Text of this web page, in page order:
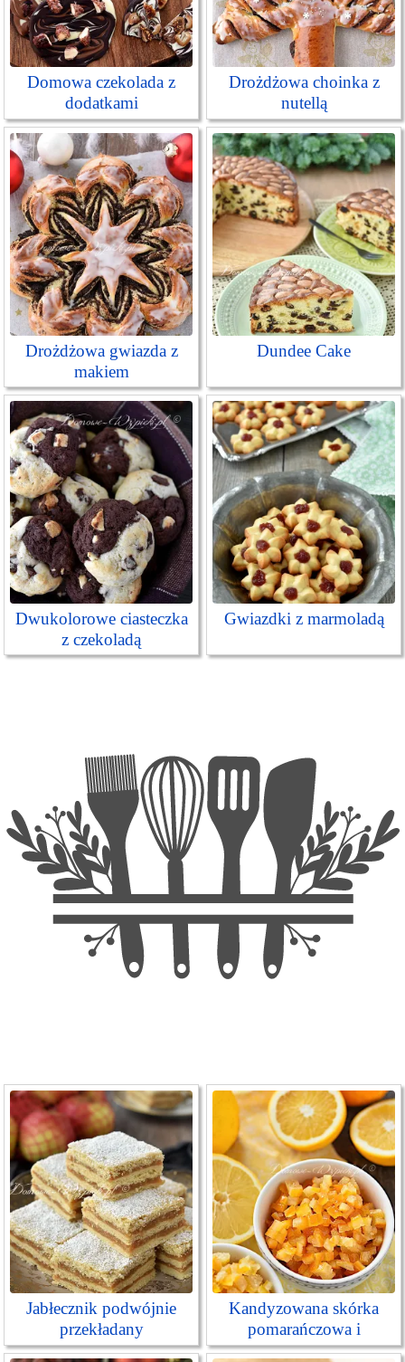
Domowa czekolada z
dodatkami
Drożdżowa choinka z
nutellą
Drożdżowa gwiazda z
makiem
Dundee Cake
Dwukolorowe ciasteczka
z czekoladą
Gwiazdki z marmoladą
Jabłecznik podwójnie
przekładany
Kandyzowana skórka
pomarańczowa i
cytrynowa